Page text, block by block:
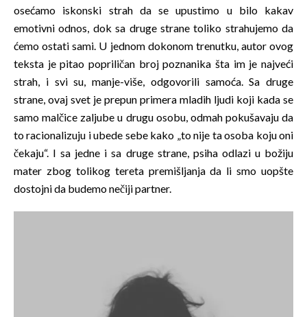
osećamo iskonski strah da se upustimo u bilo kakav
emotivni odnos, dok sa druge strane toliko strahujemo da
ćemo ostati sami. U jednom dokonom trenutku, autor ovog
teksta je pitao popriličan broj poznanika šta im je najveći
strah, i svi su, manje-više, odgovorili samoća. Sa druge
strane, ovaj svet je prepun primera mladih ljudi koji kada se
samo malčice zaljube u drugu osobu, odmah pokušavaju da
to racionalizuju i ubede sebe kako „to nije ta osoba koju oni
čekaju“. I sa jedne i sa druge strane, psiha odlazi u božiju
mater zbog tolikog tereta premišljanja da li smo uopšte
dostojni da budemo nečiji partner.